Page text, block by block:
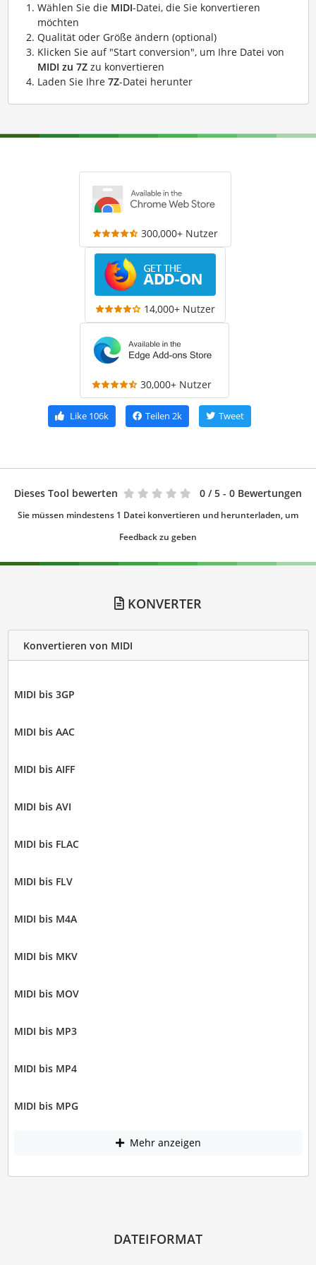
Wählen Sie die MIDI-Datei, die Sie konvertieren
möchten
Qualität oder Größe ändern (optional)
Klicken Sie auf "Start conversion", um Ihre Datei von
MIDI zu 7Zzu konvertieren
Laden Sie Ihre 7Z-Datei herunter
300,000+ Nutzer
14,000+ Nutzer
30,000+ Nutzer
Like 106k Teilen 2k Tweet
Dieses Tool bewerten 0 / 5 - 0 Bewertungen
Sie müssen mindestens 1 Datei konvertieren und herunterladen, um
Feedback zu geben
KONVERTER
Konvertieren von MIDI
MIDI bis 3GP
MIDI bis AAC
MIDI bis AIFF
MIDI bis AVI
MIDI bis FLAC
MIDI bis FLV
MIDI bis M4A
MIDI bis MKV
MIDI bis MOV
MIDI bis MP3
MIDI bis MP4
MIDI bis MPG
Mehr anzeigen
DATEIFORMAT